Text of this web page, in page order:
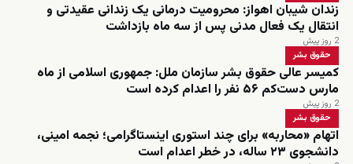
زندان شیبان اهواز: محرومیت درمانی یک زندانی عقیدتی و
انتقال یک فعال مدنی پس از سه ماه بازداشت
2 روز پیش
حقوق بشر
کمیسر عالی حقوق بشر سازمان ملل: جمهوری اسلامی از ماه
مارس دست‌کم ۵۶ نفر را اعدام کرده است
2 روز پیش
حقوق بشر
اتهام «محاربه» برای چند استوری اینستاگرامی؛ نجمه امینی،
دانشجوی ۲۳ ساله، در خطر اعدام است